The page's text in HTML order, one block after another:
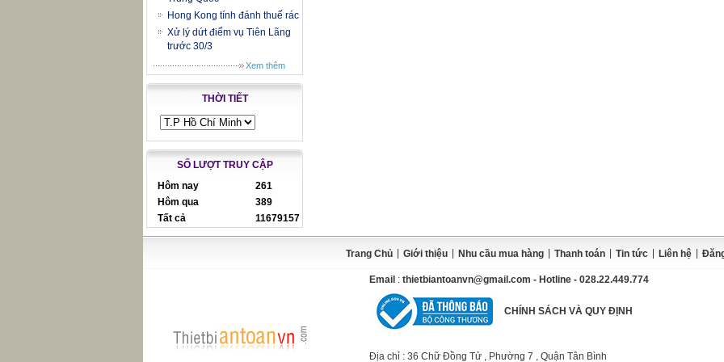
Hong Kong tính đánh thuế rác
Xử lý dứt điểm vụ Tiên Lãng
trước 30/3
Xem thêm
THỜI TIẾT
SỐ LƯỢT TRUY CẬP
Hôm nay
261
Hôm qua
389
Tất cả
11679157
Trang Chủ Giới thiệu Nhu cầu mua hàng Thanh toán Tin tức Liên hệ
Email : thietbiantoanvn@gmail.com - Hotline - 028.22.449.774
CHÍNH SÁCH VÀ QUY ĐỊNH
Địa chỉ : 36 Chữ Đồng Tử , Phường 7 , Quận Tân Bình